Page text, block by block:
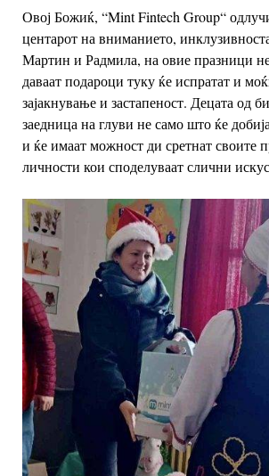
Овој Божиќ, “Mint Fintech Group“
центарот на вниманието,
Мартин и Радмила, на овие празници
даваат подароци туку ќе испратат и
зајакнување и застапеност. Децата од
заедница на глуви не само што ќе
и ќе имаат можност ди сретнат своите
личности кои споделуваат слични